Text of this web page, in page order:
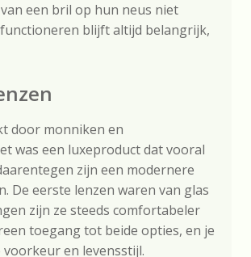
een bril op hun neus niet
blijft altijd belangrijk,
door monniken en
was een luxeproduct dat vooral
zijn een modernere
De eerste lenzen waren van glas
zijn ze steeds comfortabeler
toegang tot beide opties, en je
en levensstijl.